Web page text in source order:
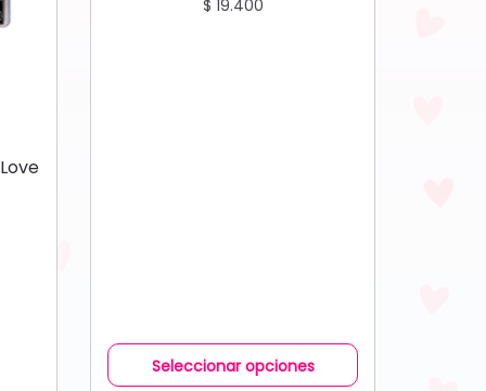
$ 19.400
Seleccionar opciones